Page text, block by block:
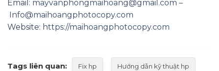
Email: mayvanphongmaihoang@gmail.com –
Info@maihoangphotocopy.com
Website: https://maihoangphotocopy.com
Tags liên quan: Fix hp Hướng dẫn kỹ thuật hp